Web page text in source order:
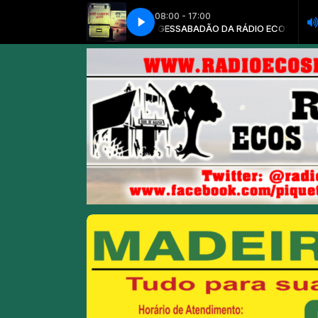
08:00 - 17:00
SABADÃO DA RÁDIO ECOS DE GALPÃO
Tchê Garotos - Decisão Razão e